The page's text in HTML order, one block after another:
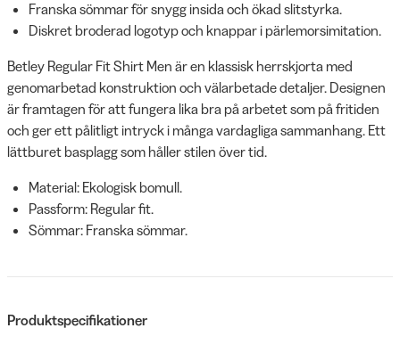
Franska sömmar för snygg insida och ökad slitstyrka.
Diskret broderad logotyp och knappar i pärlemorsimitation.
Betley Regular Fit Shirt Men är en klassisk herrskjorta med
genomarbetad konstruktion och välarbetade detaljer. Designen
är framtagen för att fungera lika bra på arbetet som på fritiden
och ger ett pålitligt intryck i många vardagliga sammanhang. Ett
lättburet basplagg som håller stilen över tid.
Material: Ekologisk bomull.
Passform: Regular fit.
Sömmar: Franska sömmar.
Produktspecifikationer